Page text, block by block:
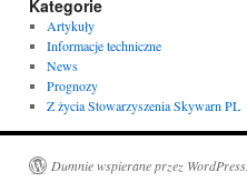
Kategorie
Artykuły
Informacje techniczne
News
Prognozy
Z życia Stowarzyszenia Skywarn PL
Dumnie wspierane przez WordPress.